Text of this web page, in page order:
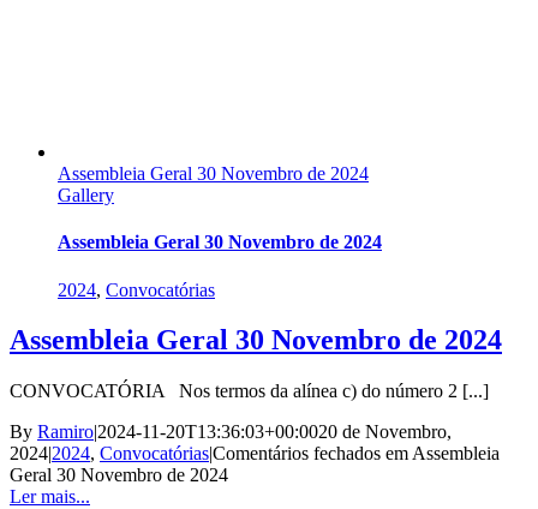
Assembleia Geral 30 Novembro de 2024
Gallery
Assembleia Geral 30 Novembro de 2024
2024, Convocatórias
Assembleia Geral 30 Novembro de 2024
CONVOCATÓRIA Nos termos da alínea c) do número 2 [...]
By Ramiro|2024-11-20T13:36:03+00:0020 de Novembro,
2024|2024, Convocatórias|Comentários fechados em Assembleia
Geral 30 Novembro de 2024
Ler mais...